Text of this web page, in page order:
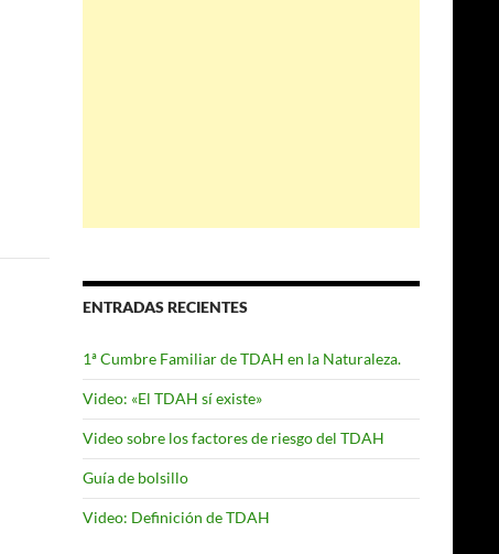
ENTRADAS RECIENTES
1ª Cumbre Familiar de TDAH en la Naturaleza.
Video: «El TDAH sí existe»
Video sobre los factores de riesgo del TDAH
Guía de bolsillo
Video: Definición de TDAH